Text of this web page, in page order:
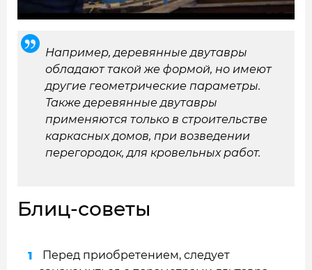
Например, деревянные двутавры
обладают такой же формой, но имеют
другие геометрические параметры.
Также деревянные двутавры
применяются только в строительстве
каркасных домов, при возведении
перегородок, для кровельных работ.
Блиц-советы
Перед приобретением, следует